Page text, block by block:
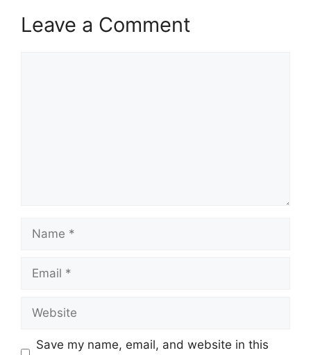
Leave a Comment
Save my name, email, and website in this